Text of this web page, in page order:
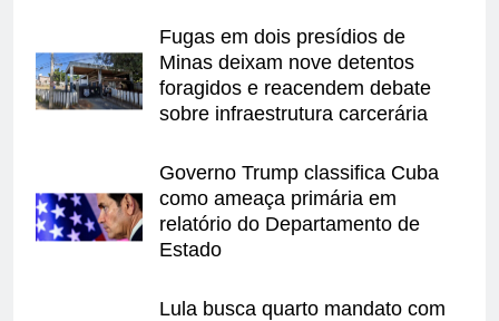
Fugas em dois presídios de
Minas deixam nove detentos
foragidos e reacendem debate
sobre infraestrutura carcerária
Governo Trump classifica Cuba
como ameaça primária em
relatório do Departamento de
Estado
Lula busca quarto mandato com